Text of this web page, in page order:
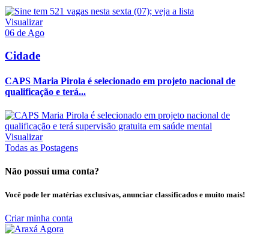
Visualizar
06 de Ago
Cidade
CAPS Maria Pirola é selecionado em projeto nacional de
qualificação e terá...
Visualizar
Todas as Postagens
Não possui uma conta?
Você pode ler matérias exclusivas, anunciar classificados e muito mais!
Criar minha conta